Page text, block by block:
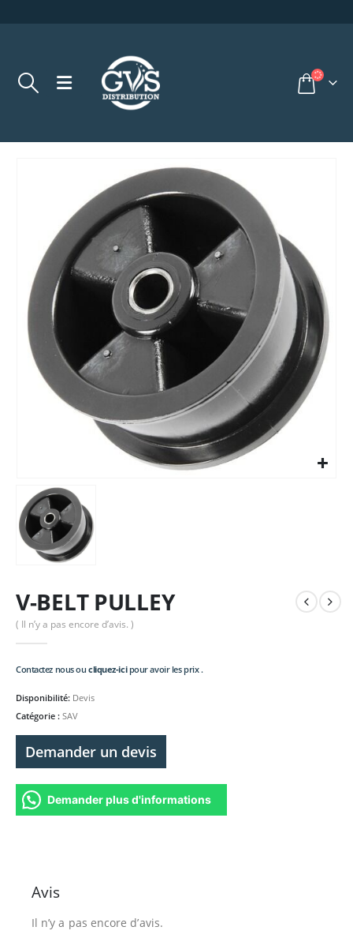
V-BELT PULLEY
( Il n’y a pas encore d’avis. )
Contactez nous ou cliquez-icipour avoir les prix .
Disponibilité: Devis
Catégorie : SAV
Demander un devis
Demander plus d'informations
Avis
Il n’y a pas encore d’avis.